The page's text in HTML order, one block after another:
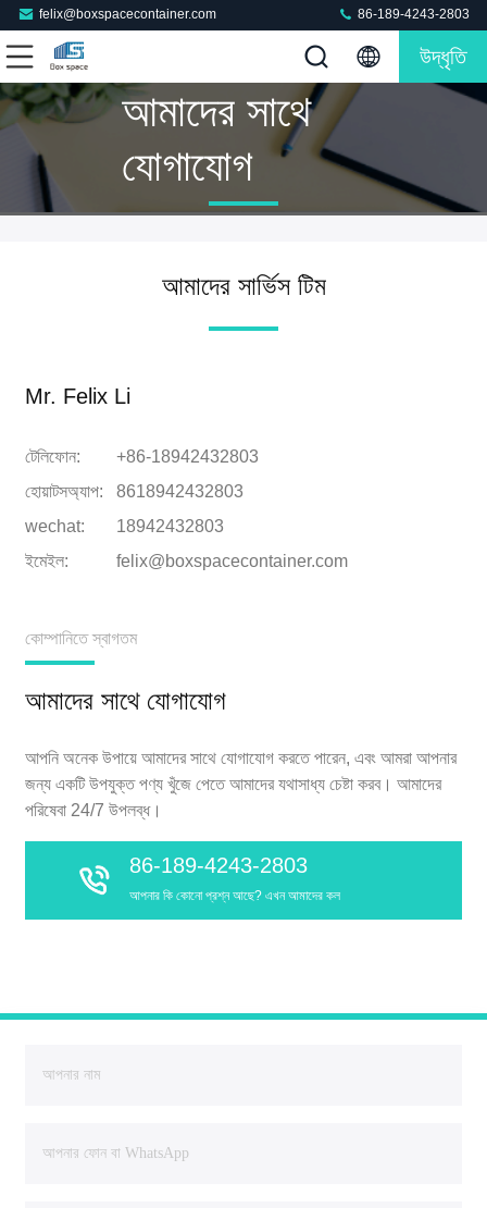
felix@boxspacecontainer.com 86-189-4243-2803
উদ্ধৃতি
আমাদের সাথে
যোগাযোগ
আমাদের সার্ভিস টিম
Mr. Felix Li
টেলিফোন:
+86-18942432803
হোয়াটসঅ্যাপ:
8618942432803
wechat:
18942432803
ইমেইল:
felix@boxspacecontainer.com
কোম্পানিতে স্বাগতম
আমাদের সাথে যোগাযোগ
আপনি অনেক উপায়ে আমাদের সাথে যোগাযোগ করতে পারেন, এবং আমরা আপনার
জন্য একটি উপযুক্ত পণ্য খুঁজে পেতে আমাদের যথাসাধ্য চেষ্টা করব। আমাদের
পরিষেবা 24/7 উপলব্ধ।
86-189-4243-2803
আপনার কি কোনো প্রশ্ন আছে? এখন আমাদের কল